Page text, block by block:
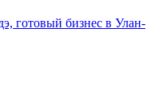
готовый бизнес в Улан-